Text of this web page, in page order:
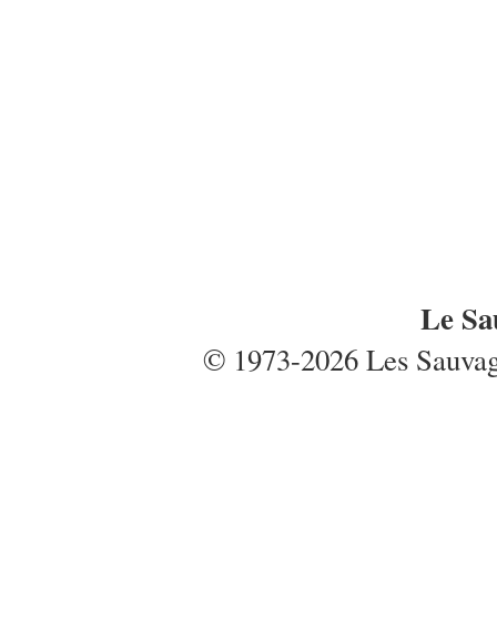
Le
© 1973-2026 Les